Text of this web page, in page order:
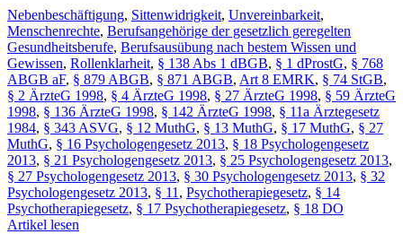
Nebenbeschäftigung, Sittenwidrigkeit, Unvereinbarkeit,
Menschenrechte, Berufsangehörige der gesetzlich geregelten
Gesundheitsberufe, Berufsausübung nach bestem Wissen und
Gewissen, Rollenklarheit, § 138 Abs 1 dBGB, § 1 dProstG, § 768
ABGB aF, § 879 ABGB, § 871 ABGB, Art 8 EMRK, § 74 StGB,
§ 2 ÄrzteG 1998, § 4 ÄrzteG 1998, § 27 ÄrzteG 1998, § 59 ÄrzteG
1998, § 136 ÄrzteG 1998, § 142 ÄrzteG 1998, § 11a Ärztegesetz
1984, § 343 ASVG, § 12 MuthG, § 13 MuthG, § 17 MuthG, § 27
MuthG, § 16 Psychologengesetz 2013, § 18 Psychologengesetz
2013, § 21 Psychologengesetz 2013, § 25 Psychologengesetz 2013,
§ 27 Psychologengesetz 2013, § 30 Psychologengesetz 2013, § 32
Psychologengesetz 2013, § 11 , Psychotherapiegesetz, § 14
Psychotherapiegesetz, § 17 Psychotherapiegesetz, § 18 DO
Artikel lesen